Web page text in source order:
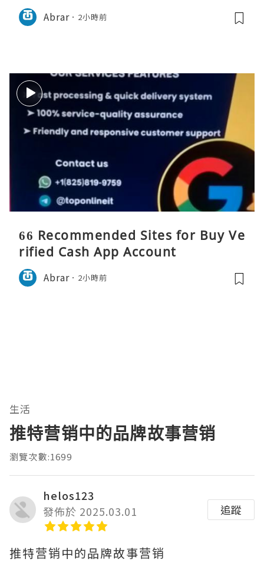
Abrar 2小時前
66 Recommended Sites for Buy Ve
rified Cash App Account
Abrar 2小時前
生活
推特营销中的品牌故事营销
瀏覽次數:1699
helos123
發佈於 2025.03.01
追蹤
推特营销中的品牌故事营销